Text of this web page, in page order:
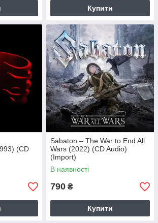
Купити
(CD
Sabaton – The War to End All
Wars (2022) (CD Audio)
(Import)
В наявності
790 ₴
Купити